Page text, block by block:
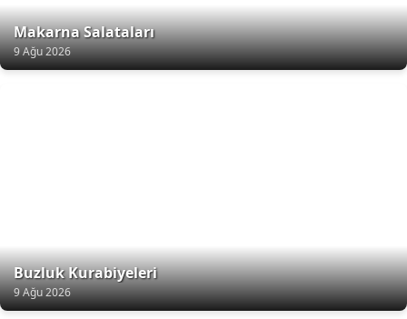
Makarna Salataları
9 Ağu 2026
Buzluk Kurabiyeleri
9 Ağu 2026